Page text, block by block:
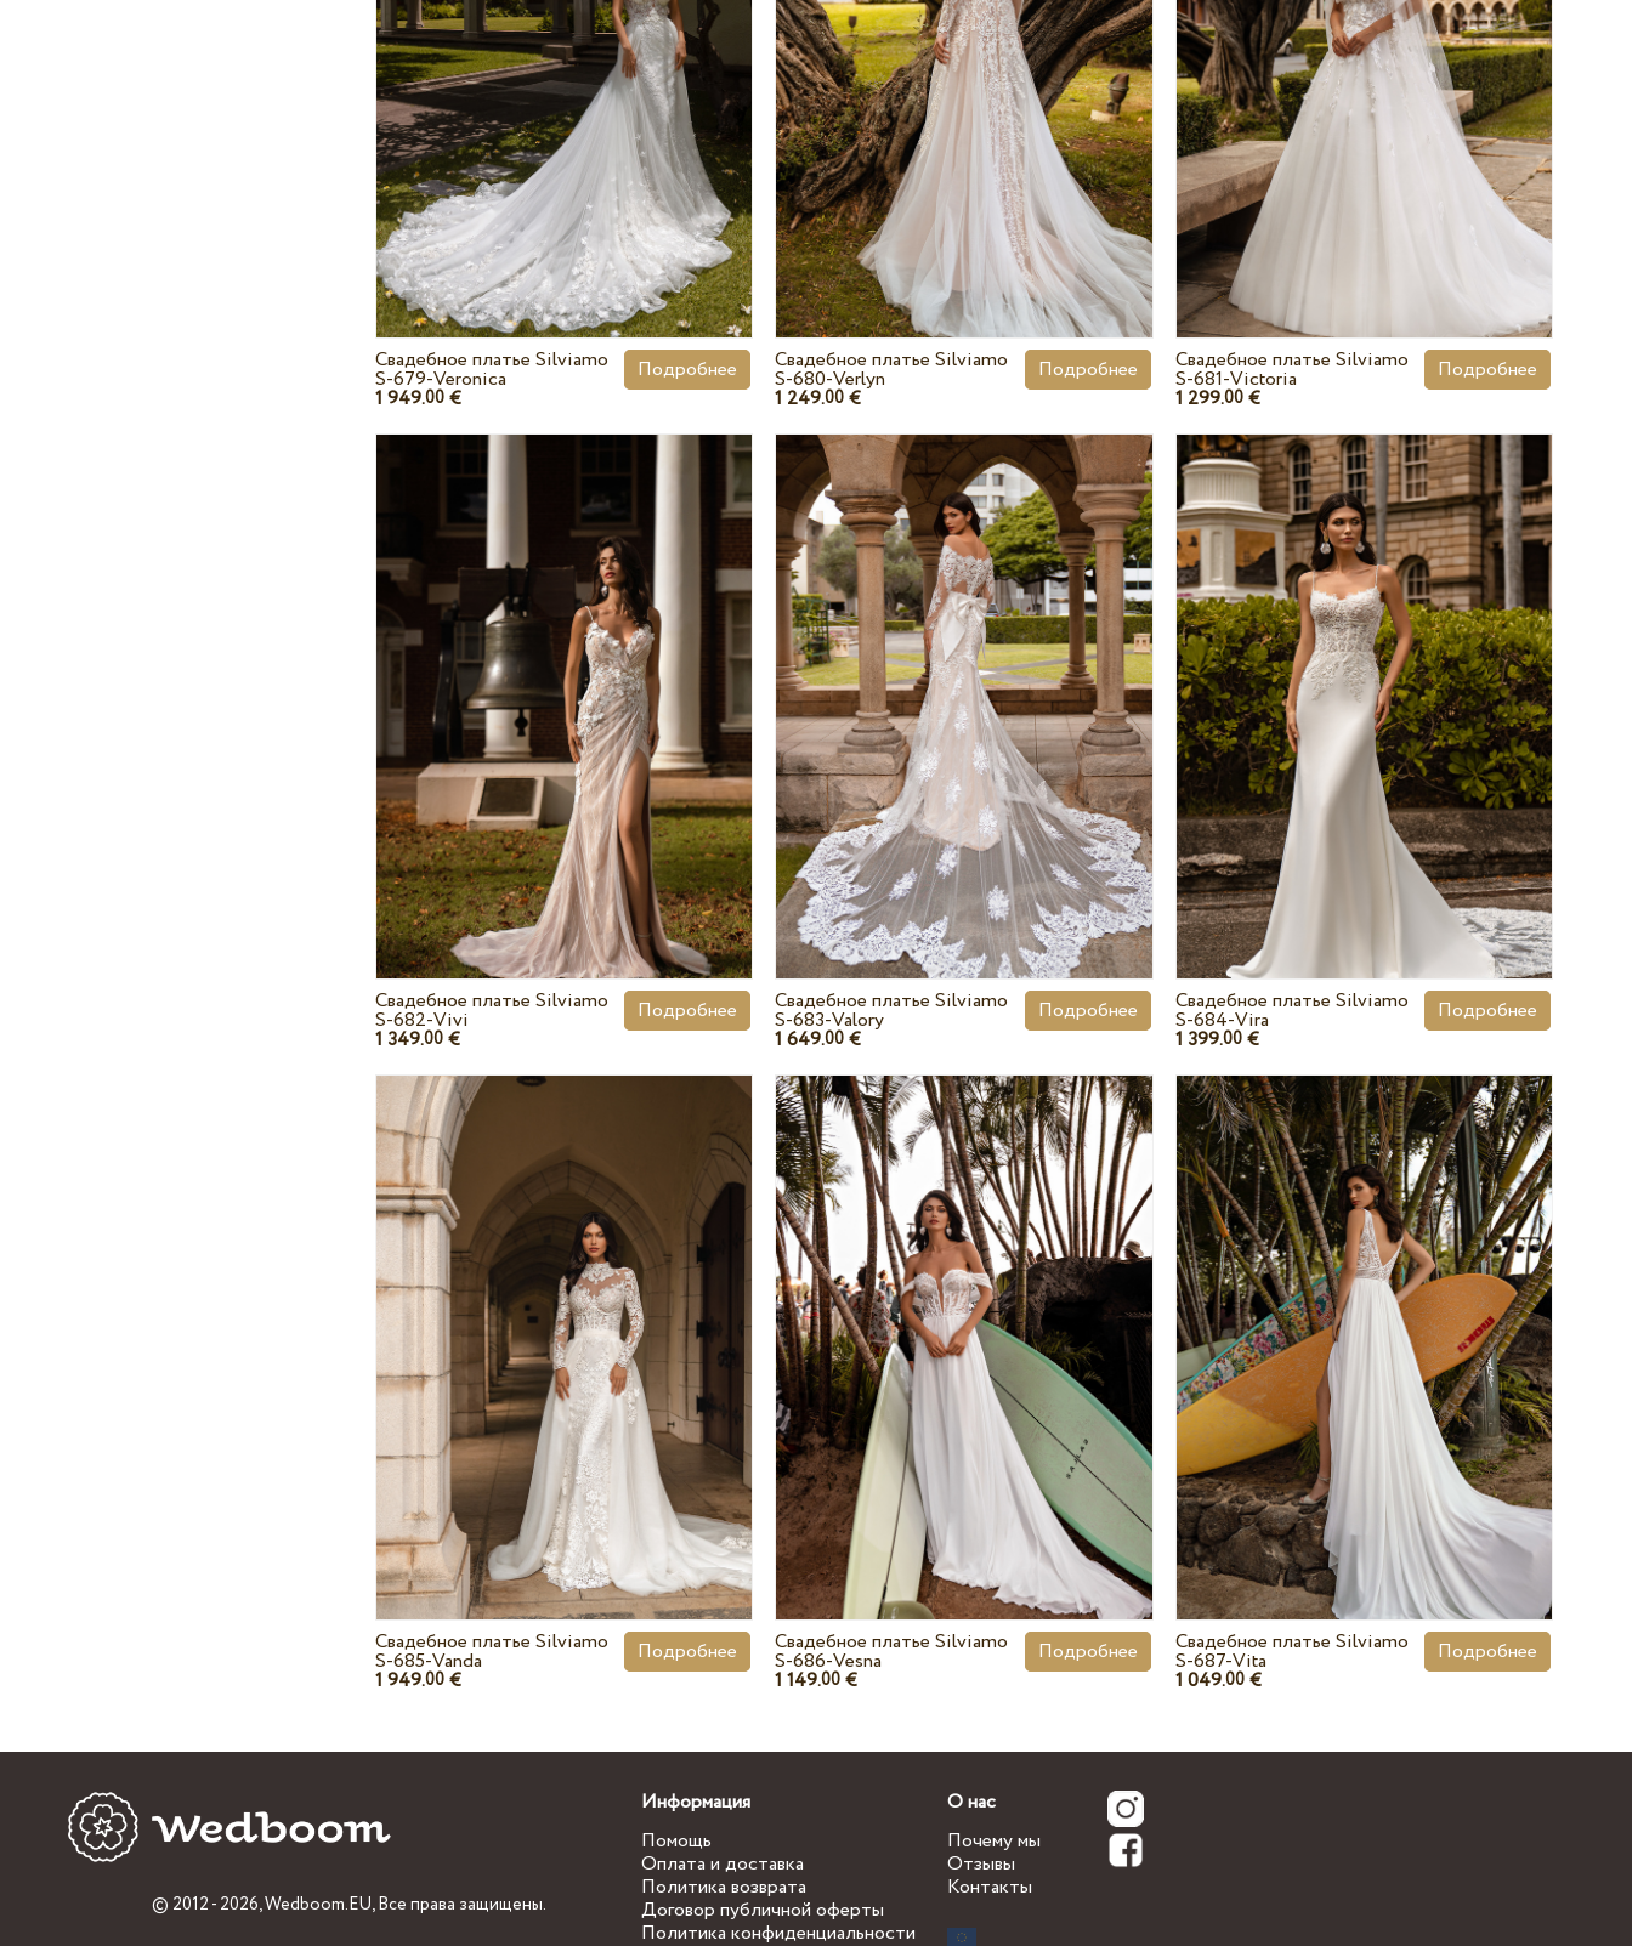
Свадебное платье Silviamo
S-679-Veronica
1 949.00 €
Подробнее Свадебное платье Silviamo
S-680-Verlyn
1 249.00 €
Подробнее Свадебное платье Silviamo
S-681-Victoria
1 299.00€
Подробнее
Свадебное платье Silviamo
S-682-Vivi
1 349.00 €
Подробнее Свадебное платье Silviamo
S-683-Valory
1 649.00 €
Подробнее Свадебное платье Silviamo
S-684-Vira
1 399.00€
Подробнее
Свадебное платье Silviamo
S-685-Vanda
1 949.00 €
Подробнее Свадебное платье Silviamo
S-686-Vesna
1 149.00 €
Подробнее Свадебное платье Silviamo
S-687-Vita
1 049.00€
Подробнее
© 2012 - 2026,Wedboom.EU, Все права защищены.
Информация
Помощь
Оплата и доставка
Политика возврата
Договор публичной оферты
Политика конфиденциальности
О нас
Почему мы
Отзывы
Контакты